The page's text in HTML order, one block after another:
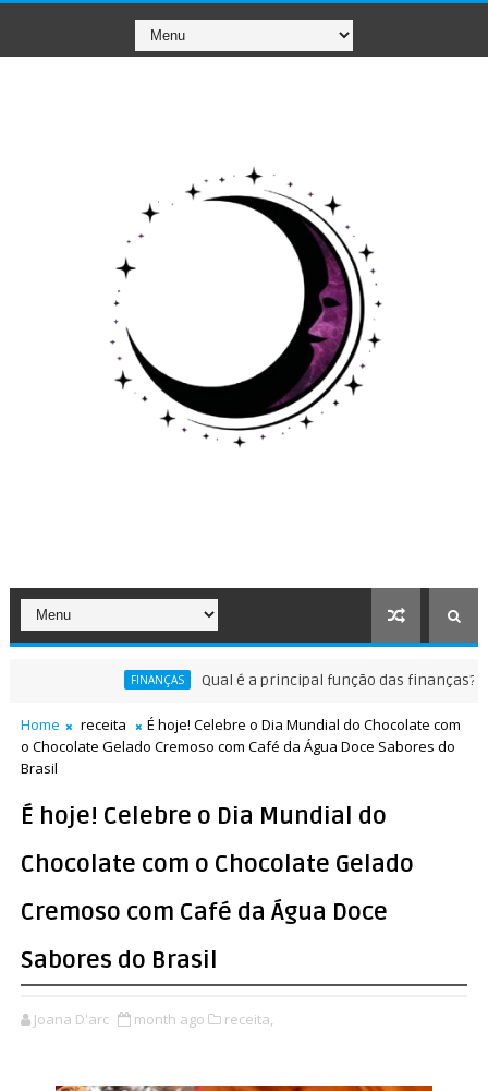
FINANÇAS Qual é a principal função das finanças?
Home receita
É hoje! Celebre o Dia Mundial do Chocolate com
o Chocolate Gelado Cremoso com Café da Água Doce Sabores do
Brasil
É hoje! Celebre o Dia Mundial do
Chocolate com o Chocolate Gelado
Cremoso com Café da Água Doce
Sabores do Brasil
Joana D'arc month ago receita,